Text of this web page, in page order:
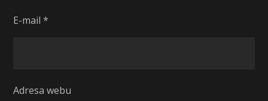
E-mail*
Adresa webu